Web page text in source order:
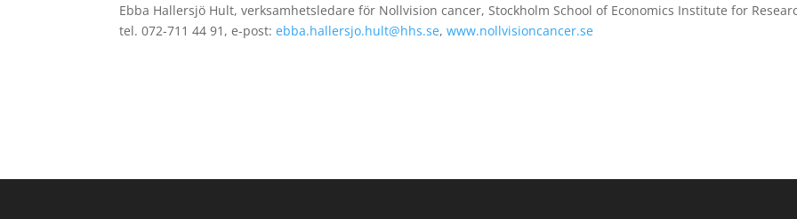
Ebba Hallersjö Hult, verksamhetsledare för Nollvision cancer, Stockholm School of Economics Institute for
tel. 072-711 44 91, e-post:ebba.hallersjo.hult@hhs.se,www.nollvisioncancer.se